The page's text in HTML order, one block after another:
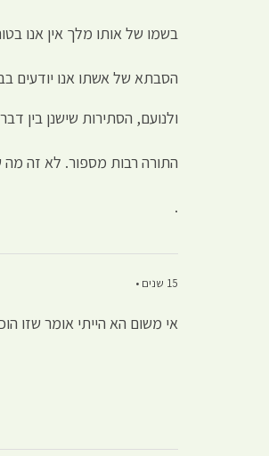
בשמו של אותו מלך אין אנו
הסבתא של אשתו אנו יודעים
ולנועם, הסתירות שישנן בין
התורה רבות מספור. לא זה
.
15 שנים •
אי משום הא הייתי אומר שזו